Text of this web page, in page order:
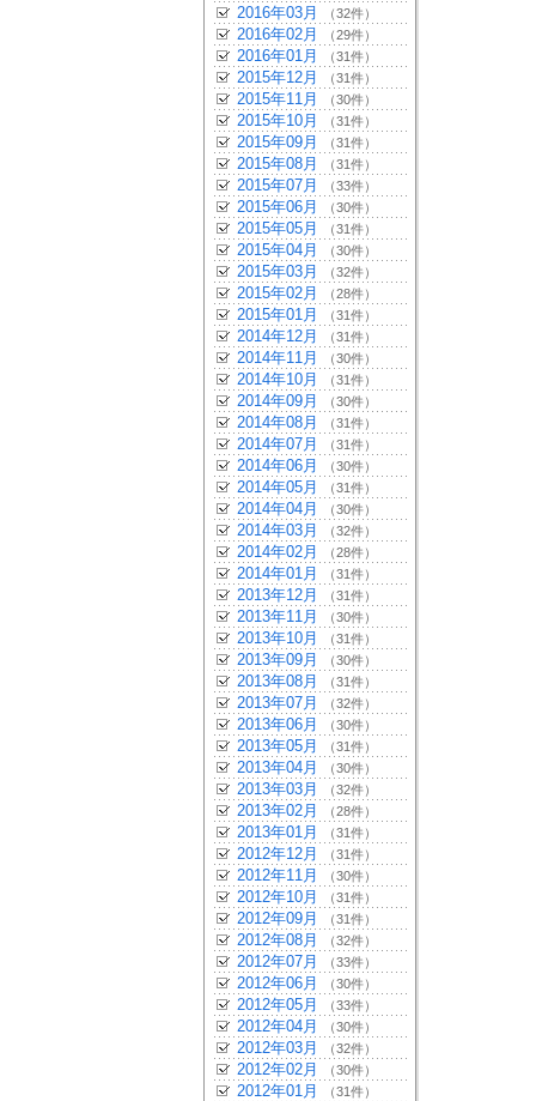
2016年03月 （32件）
2016年02月 （29件）
2016年01月 （31件）
2015年12月 （31件）
2015年11月 （30件）
2015年10月 （31件）
2015年09月 （31件）
2015年08月 （31件）
2015年07月 （33件）
2015年06月 （30件）
2015年05月 （31件）
2015年04月 （30件）
2015年03月 （32件）
2015年02月 （28件）
2015年01月 （31件）
2014年12月 （31件）
2014年11月 （30件）
2014年10月 （31件）
2014年09月 （30件）
2014年08月 （31件）
2014年07月 （31件）
2014年06月 （30件）
2014年05月 （31件）
2014年04月 （30件）
2014年03月 （32件）
2014年02月 （28件）
2014年01月 （31件）
2013年12月 （31件）
2013年11月 （30件）
2013年10月 （31件）
2013年09月 （30件）
2013年08月 （31件）
2013年07月 （32件）
2013年06月 （30件）
2013年05月 （31件）
2013年04月 （30件）
2013年03月 （32件）
2013年02月 （28件）
2013年01月 （31件）
2012年12月 （31件）
2012年11月 （30件）
2012年10月 （31件）
2012年09月 （31件）
2012年08月 （32件）
2012年07月 （33件）
2012年06月 （30件）
2012年05月 （33件）
2012年04月 （30件）
2012年03月 （32件）
2012年02月 （30件）
2012年01月 （31件）